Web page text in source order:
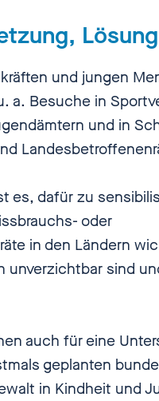
und jungen
a. Besuche in
und in
es, dafür zu
oder
in den Ländern
unverzichtbar sind
auch für eine
geplanten
in Kindheit und